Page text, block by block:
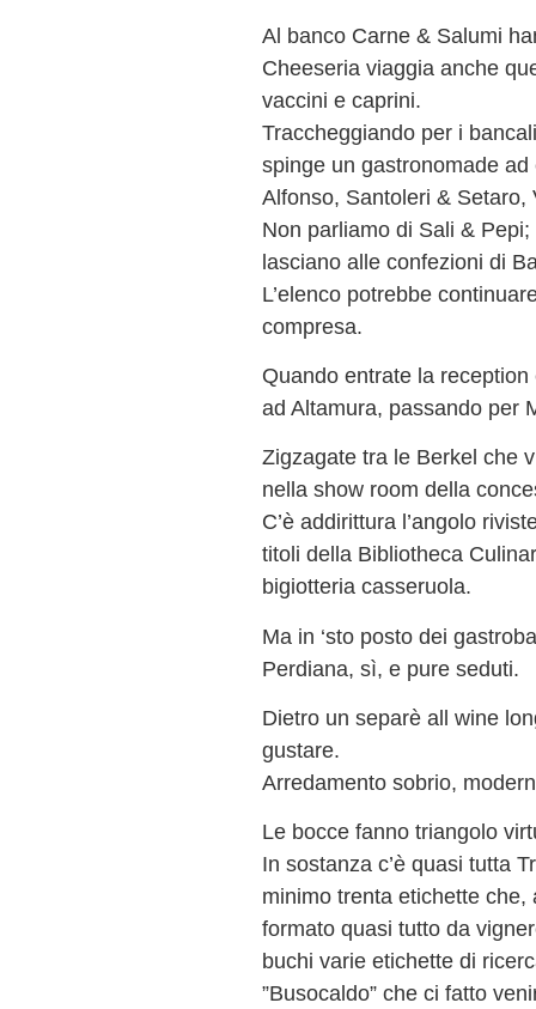
Al banco Carne & Salumi
Cheeseria viaggia anche
vaccini e caprini.
Traccheggiando per i
spinge un gastronomade
Alfonso, Santoleri & Setaro,
Non parliamo di Sali &
lasciano alle confezioni di
L’elenco potrebbe
compresa.
Quando entrate la
ad Altamura, passando per
Zigzagate tra le Berkel che
nella show room della
C’è addirittura l’angolo
titoli della Bibliotheca
bigiotteria casseruola.
Ma in ‘sto posto dei
Perdiana, sì, e pure seduti.
Dietro un separè all wine
gustare.
Arredamento sobrio,
Le bocce fanno triangolo
In sostanza c’è quasi tutta
minimo trenta etichette
formato quasi tutto da
buchi varie etichette di
”Busocaldo” che ci fatto